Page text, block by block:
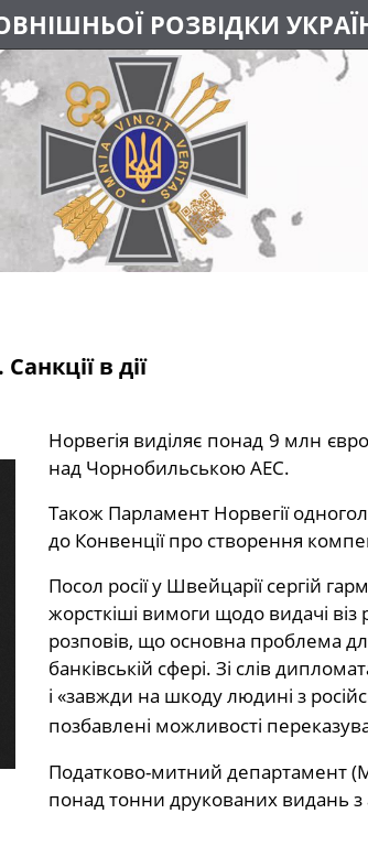
РОЗВІДКИ
в дії
Норвегія виділяє понад 9 млн
над Чорнобильською АЕС.
Також Парламент Норвегії
до Конвенції про створення
Посол росії у Швейцарії сергій
жорсткіші вимоги щодо видачі
розповів, що основна проблема
банківській сфері. Зі слів
і «завжди на шкоду людині з
позбавлені можливості
Податково-митний департамент
понад тонни друкованих видань з